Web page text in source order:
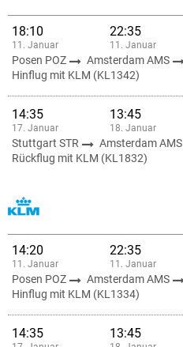
18:10
11. Januar
22:35
11. Januar
Posen POZ Amsterdam AMS
Hinflug mit KLM (KL1342)
14:35
17. Januar
13:45
18. Januar
Stuttgart STR Amsterdam AMS
Rückflug mit KLM (KL1832)
14:20
11. Januar
22:35
11. Januar
Posen POZ Amsterdam AMS
Hinflug mit KLM (KL1334)
14:35 13:45